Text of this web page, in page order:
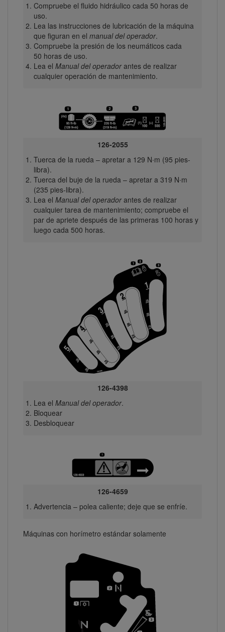
Compruebe el fluido hidráulico cada 50 horas de
uso.
Lea las instrucciones de lubricación de la máquina
que figuran en el manual del operador.
Compruebe la presión de los neumáticos cada
50 horas de uso.
Lea el Manual del operadorantes de realizar
cualquier operación de mantenimiento.
126-2055
Tuerca de la rueda – apretar a 129 N∙m (95 pies-
libra).
Tuerca del buje de la rueda – apretar a 319 N∙m
(235 pies-libra).
Lea el Manual del operadorantes de realizar
cualquier tarea de mantenimiento; compruebe el
par de apriete después de las primeras 100 horas y
luego cada 500 horas.
126-4398
Lea el Manual del operador.
Bloquear
Desbloquear
126-4659
Advertencia – polea caliente; deje que se enfríe.
Máquinas con horímetro estándar solamente